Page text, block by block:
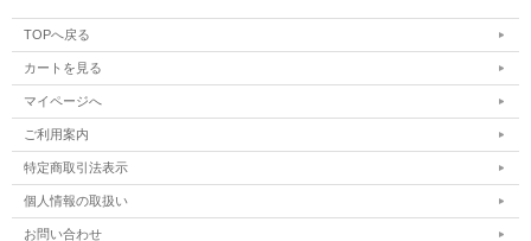
TOPへ戻る
カートを見る
マイページへ
ご利用案内
特定商取引法表示
個人情報の取扱い
お問い合わせ